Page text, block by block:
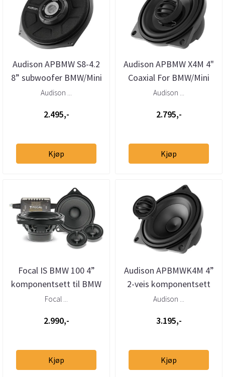
Audison APBMW S8-4.2
8” subwoofer BMW/Mini
4 Ohm (stk)
Audison ...
2.495,-
Kjøp
Audison APBMW X4M 4"
Coaxial For BMW/Mini
80W liten kurv
Audison ...
2.795,-
Kjøp
Focal IS BMW 100 4”
komponentsett til BMW
og MINI
Focal ...
2.990,-
Kjøp
Audison APBMWK4M 4”
2-veis komponentsett
for BMW, Mini, Rolls-
Audison ...
3.195,-
Kjøp